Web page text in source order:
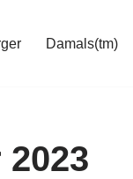
Damals(tm)